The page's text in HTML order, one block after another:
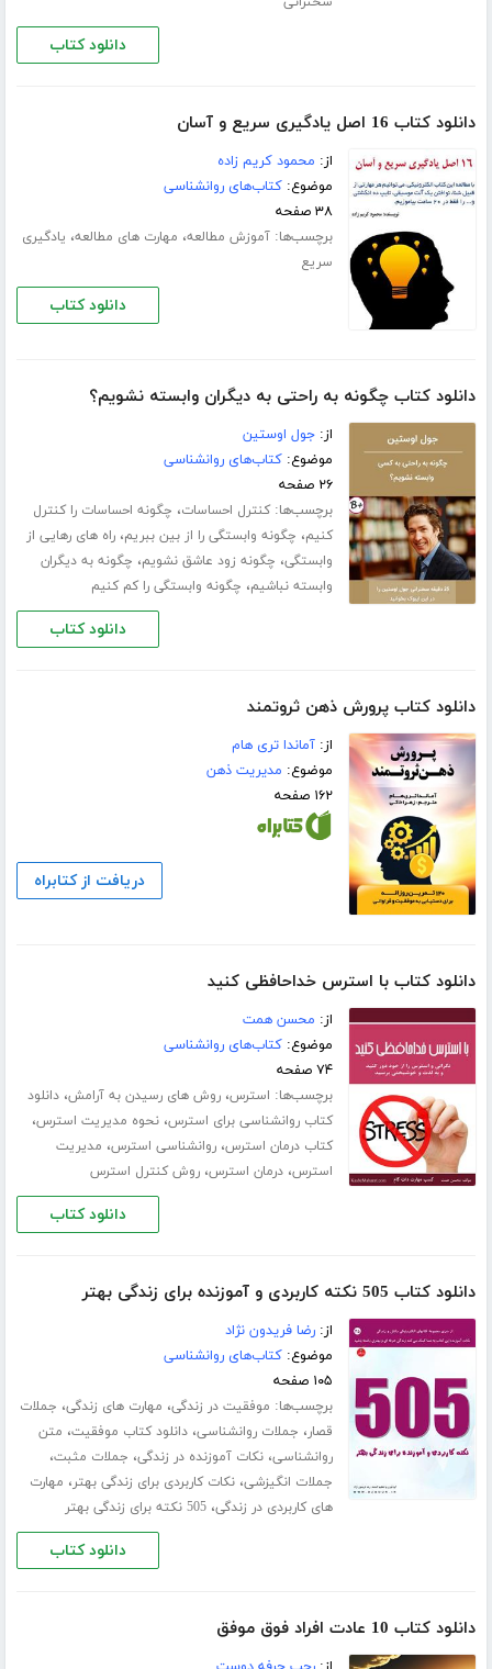
دانلود کتاب
دانلود کتاب 16 اصل یادگیری سریع و آسان
از: محمود کریم زاده
موضوع:کتاب‌های روانشناسی
۳۸ صفحه
برچسب‌ها:آموزش مطالعه، مهارت های مطالعه، یادگیری
سریع
دانلود کتاب
دانلود کتاب چگونه به راحتی به دیگران وابسته نشویم؟
از:جول اوستین
موضوع:کتاب‌های روانشناسی
۲۶ صفحه
برچسب‌ها:کنترل احساسات، چگونه احساسات را کنترل
کنیم، چگونه وابستگی را از بین ببریم،راه های رهایی از
وابستگی، چگونه زود عاشق نشویم، چگونه به دیگران
وابسته نباشیم، چگونه وابستگی را کم کنیم
دانلود کتاب
دانلود کتاب پرورش ذهن ثروتمند
از:آماندا تری هام
موضوع: مدیریت ذهن
۱۶۲ صفحه
دریافت از کتابراه
دانلود کتاب با استرس خداحافظی کنید
از: محسن همت
موضوع:کتاب‌های روانشناسی
۷۴ صفحه
برچسب‌ها: استرس،روش های رسیدن به آرامش،دانلود
کتاب روانشناسی برای استرس،نحوه مدیریت استرس،
کتاب درمان استرس،روانشناسی استرس، مدیریت
استرس،درمان استرس،روش کنترل استرس
دانلود کتاب
دانلود کتاب 505 نکته کاربردی و آموزنده برای زندگی بهتر
از:رضا فریدون نژاد
موضوع:کتاب‌های روانشناسی
۱۰۵ صفحه
برچسب‌ها: موفقیت در زندگی، مهارت های زندگی، جملات
قصار، جملات روانشناسی،دانلود کتاب موفقیت، متن
روانشناسی،نکات آموزنده در زندگی، جملات مثبت،
جملات انگیزشی،نکات کاربردی برای زندگی بهتر، مهارت
های کاربردی در زندگی،505 نکته برای زندگی بهتر
دانلود کتاب
دانلود کتاب 10 عادت افراد فوق موفق